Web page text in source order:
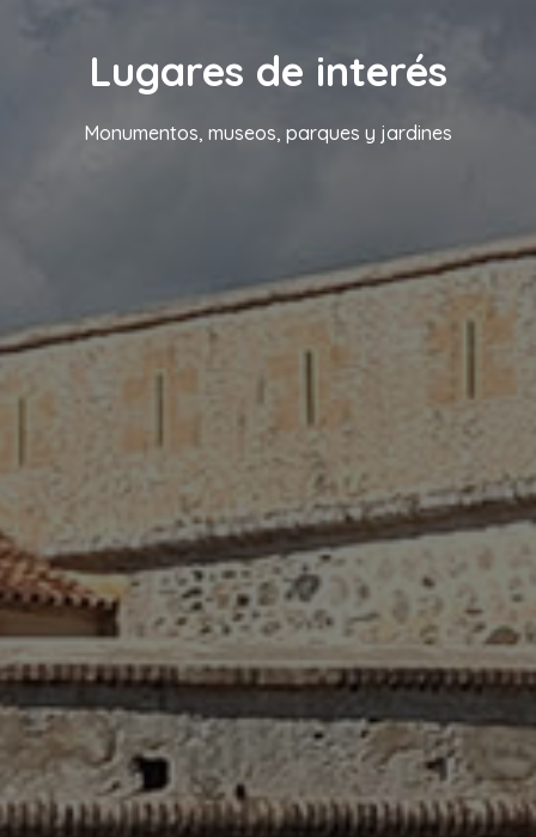
Lugares de interés
Monumentos, museos, parques y jardines